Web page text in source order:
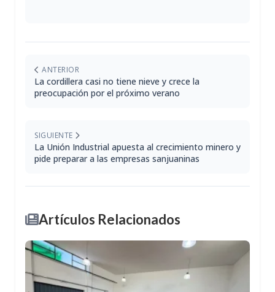
ANTERIOR
La cordillera casi no tiene nieve y crece la
preocupación por el próximo verano
SIGUIENTE
La Unión Industrial apuesta al crecimiento minero y
pide preparar a las empresas sanjuaninas
Artículos Relacionados